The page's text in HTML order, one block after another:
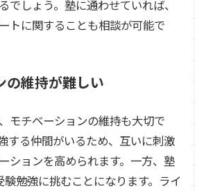
でしょう。塾に通わせていれば、
トに関することも相談が可能で
の維持が難しい
モチベーションの維持も大切で
する仲間がいるため、互いに刺激
ションを高められます。一方、塾
勉強に挑むことになります。ライ